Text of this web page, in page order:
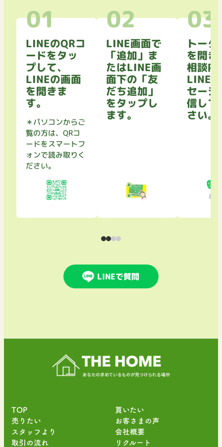
LINEのQRコ
ードをタッ
プして、
LINEの画面
を開きま
す。
＊パソコンからご
覧の方は、QRコ
ードをスマートフ
ォンで読み取りく
ださい。
LINE画面で
「追加」ま
たはLINE画
面下の「友
だち追加」
をタップし
ます。
トーク
を開き
相談内
LINE
セージ
信して
さい。
LINEで質問
TOP 買いたい
売りたい
お客さまの声
スタッフより
会社概要
取引の流れ リクルート